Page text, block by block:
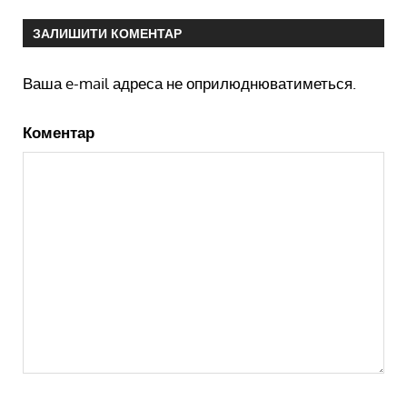
ЗАЛИШИТИ КОМЕНТАР
Ваша e-mail адреса не оприлюднюватиметься.
Коментар